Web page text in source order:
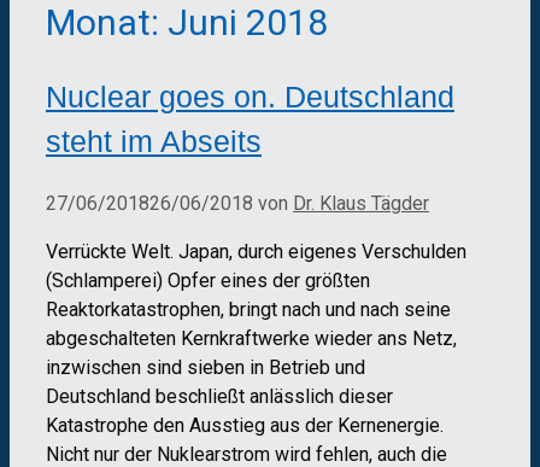
Monat: Juni 2018
Nuclear goes on. Deutschland
steht im Abseits
27/06/201826/06/2018 von Dr. Klaus Tägder
Verrückte Welt. Japan, durch eigenes Verschulden
(Schlamperei) Opfer eines der größten
Reaktorkatastrophen, bringt nach und nach seine
abgeschalteten Kernkraftwerke wieder ans Netz,
inzwischen sind sieben in Betrieb und
Deutschland beschließt anlässlich dieser
Katastrophe den Ausstieg aus der Kernenergie.
Nicht nur der Nuklearstrom wird fehlen, auch die